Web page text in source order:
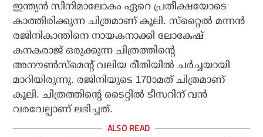
ഇന്ത്യന്‍ സിനിമാലോകം ഏറെ പ്രതീക്ഷയോടെ
കാത്തിരിക്കുന്ന ചിത്രമാണ് കൂലി. സ്‌റ്റൈല്‍ മന്നന്‍
രജിനികാന്തിനെ നായകനാക്കി ലോകേഷ്
കനകരാജ് ഒരുക്കുന്ന ചിത്രത്തിന്റെ
അനൗണ്‍സ്‌മെന്റ് വലിയ രീതിയില്‍ ചര്‍ച്ചയായി
മാറിയിരുന്നു. രജിനിയുടെ 170ാമത് ചിത്രമാണ്
കൂലി. ചിത്രത്തിന്റെ ടൈറ്റില്‍ ടീസറിന് വന്‍
വരവേല്പാണ് ലഭിച്ചത്.